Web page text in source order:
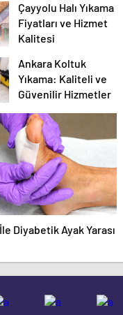
Fidan Faktörü
Çayyolu Halı Yıkama
Fiyatları ve Hizmet
Kalitesi
Ankara Koltuk
Yıkama: Kaliteli ve
Güvenilir Hizmetler
Diyabetik Ayak Yarası